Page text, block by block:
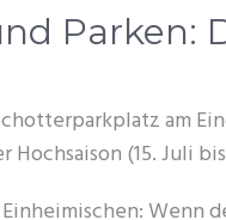
Parken:
am
(15. Juli
Wenn